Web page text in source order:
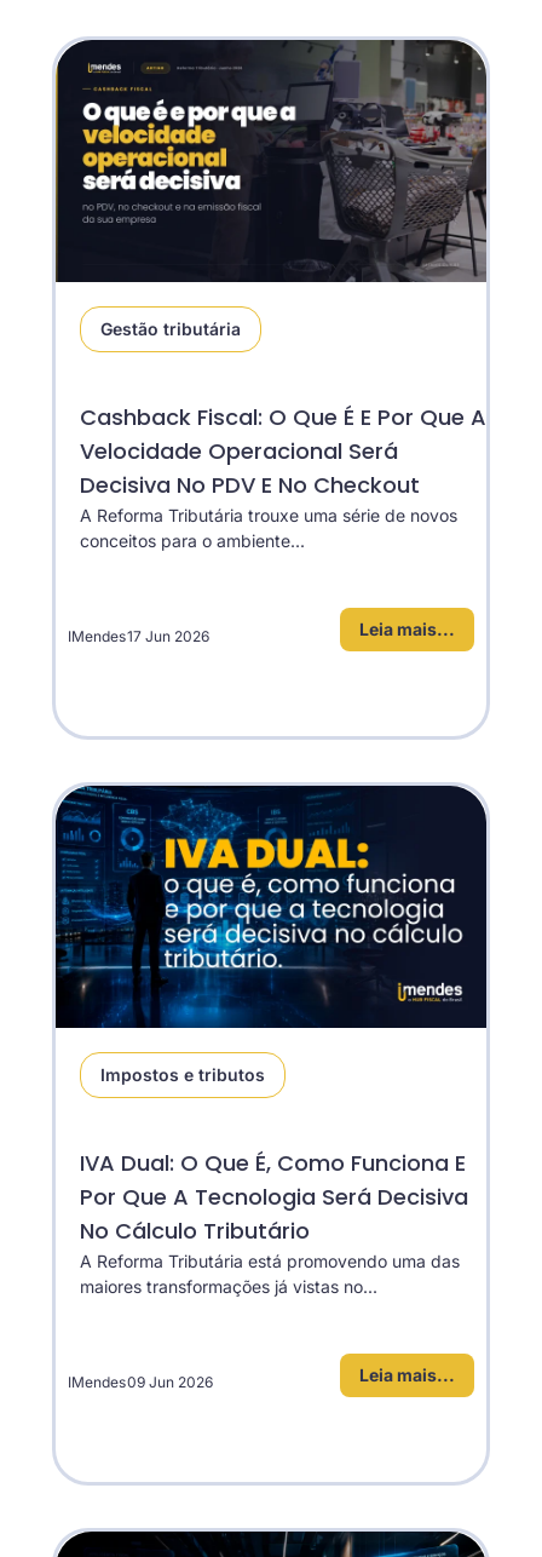
Gestão tributária
Cashback Fiscal: O Que É E Por Que A
Velocidade Operacional Será
Decisiva No PDV E No Checkout
A Reforma Tributária trouxe uma série de novos
conceitos para o ambiente...
Leia mais...
IMendes17 Jun 2026
Impostos e tributos
IVA Dual: O Que É, Como Funciona E
Por Que A Tecnologia Será Decisiva
No Cálculo Tributário
A Reforma Tributária está promovendo uma das
maiores transformações já vistas no...
Leia mais...
IMendes09 Jun 2026